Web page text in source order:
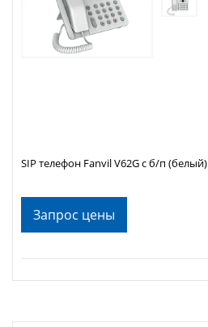
Запрос цены
SIP телефон Fanvil V62G с б/п (белый)